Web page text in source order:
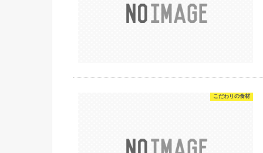
こだわりの食材